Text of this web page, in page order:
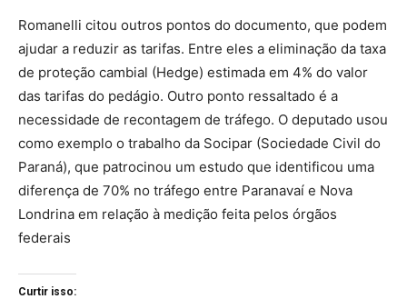
Romanelli citou outros pontos do documento, que podem
ajudar a reduzir as tarifas. Entre eles a eliminação da taxa
de proteção cambial (Hedge) estimada em 4% do valor
das tarifas do pedágio. Outro ponto ressaltado é a
necessidade de recontagem de tráfego. O deputado usou
como exemplo o trabalho da Socipar (Sociedade Civil do
Paraná), que patrocinou um estudo que identificou uma
diferença de 70% no tráfego entre Paranavaí e Nova
Londrina em relação à medição feita pelos órgãos
federais
Curtir isso: